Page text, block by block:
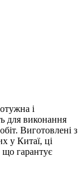
і
для виконання
Виготовлені з
у Китаї, ці
що гарантує